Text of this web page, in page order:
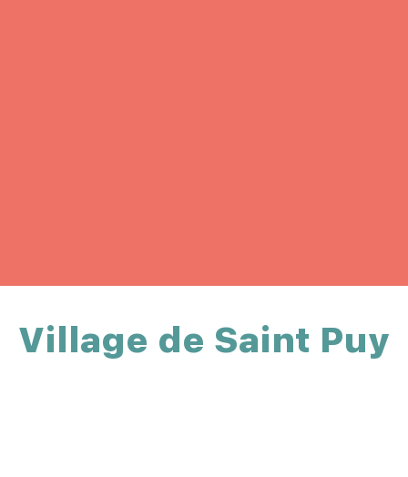
Village de Saint Puy